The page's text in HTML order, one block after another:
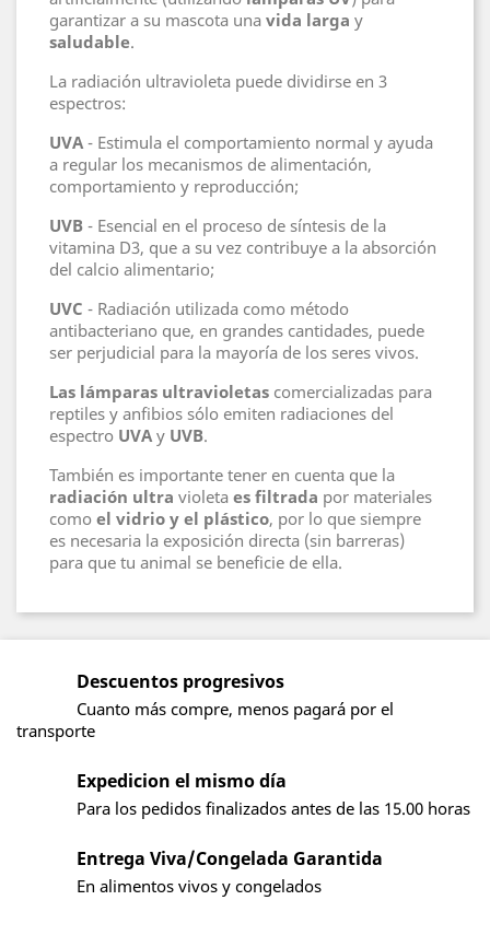
garantizar a su mascota una vida larga y
saludable.
La radiación ultravioleta puede dividirse en 3
espectros:
UVA - Estimula el comportamiento normal y ayuda
a regular los mecanismos de alimentación,
comportamiento y reproducción;
UVB - Esencial en el proceso de síntesis de la
vitamina D3, que a su vez contribuye a la absorción
del calcio alimentario;
UVC - Radiación utilizada como método
antibacteriano que, en grandes cantidades, puede
ser perjudicial para la mayoría de los seres vivos.
Las lámparas ultravioletas comercializadas para
reptiles y anfibios sólo emiten radiaciones del
espectro UVA y UVB.
También es importante tener en cuenta que la
radiación ultra violeta es filtrada por materiales
como el vidrio y el plástico, por lo que siempre
es necesaria la exposición directa (sin barreras)
para que tu animal se beneficie de ella.
Descuentos progresivos
Cuanto más compre, menos pagará por el
transporte
Expedicion el mismo día
Para los pedidos finalizados antes de las 15.00 horas
Entrega Viva/Congelada Garantida
En alimentos vivos y congelados